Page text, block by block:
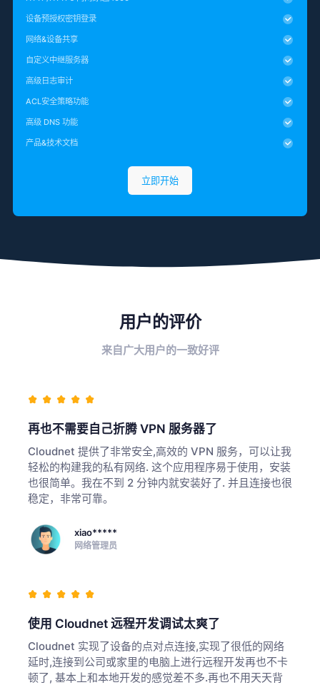
设备预授权密钥登录
网络&设备共享
自定义中继服务器
高级日志审计
ACL安全策略功能
高级 DNS 功能
产品&技术文档
立即开始
用户的评价
来自广大用户的一致好评
再也不需要自己折腾 VPN 服务器了
Cloudnet 提供了非常安全,高效的 VPN 服务，可以让我
轻松的构建我的私有网络. 这个应用程序易于使用，安装
也很简单。我在不到 2 分钟内就安装好了. 并且连接也很
稳定，非常可靠。
xiao*****
网络管理员
使用 Cloudnet 远程开发调试太爽了
Cloudnet 实现了设备的点对点连接,实现了很低的网络
延时,连接到公司或家里的电脑上进行远程开发再也不卡
顿了, 基本上和本地开发的感觉差不多.再也不用天天背